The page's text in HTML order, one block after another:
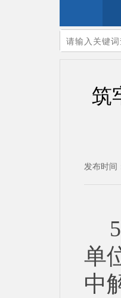
您的当前位置：首页
筑
发布时间
单
中